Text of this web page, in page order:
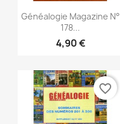
Aperçu rapide
Généalogie Magazine N°
178...
4,90 €
favorite_border